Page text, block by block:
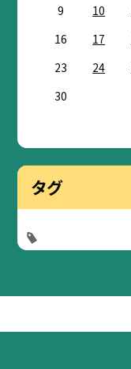
9
10
16
17
23
24
30
タグ